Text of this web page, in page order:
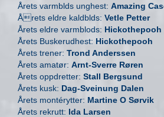
Årets varmblds unghest: Amazing
Årets eldre kaldblds: Vetle Petter
Årets eldre varmblods: Hickothepooh
Årets Buskerudhest: Hickothepooh
Årets trener: Trond Anderssen
Årets amatør: Arnt-Sverre Røren
Årets oppdretter: Stall Bergsund
Årets kusk: Dag-Sveinung Dalen
Årets montérytter: Martine O Sørvik
Årets rekrutt: Ida Larsen